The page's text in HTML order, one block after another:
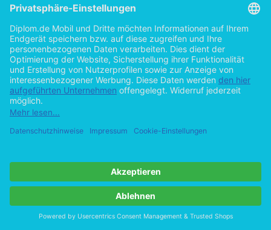
Ein Leitfaden zur Objektivierung des ex-ante
Evaluierungsprozesses für ERP-Software-Systeme
vonReiner Löffler (Autor:in)
©2010 Diplomarbeit 112 Seiten
Hilfe/FAQ
Impressum
Datenschutz
AGB
Vertrag widerrufen
Copyright ©Imprint in der Bedey & Thoms Media GmbH